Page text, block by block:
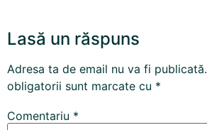
Lasă un răspuns
Adresa ta de email nu va fi publicată.
obligatorii sunt marcate cu *
Comentariu *